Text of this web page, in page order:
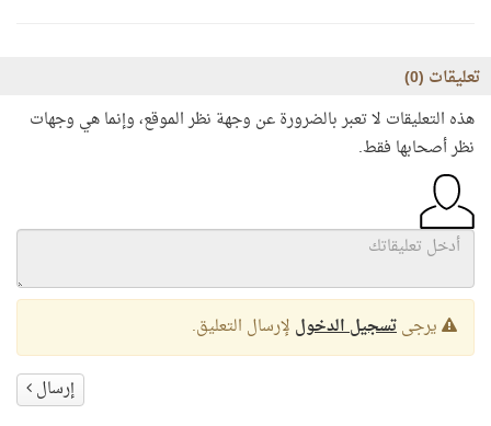
تعليقات (0
)
هذه التعليقات لا تعبر بالضرورة عن وجهة نظر الموقع، وإنما هي وجهات
نظر أصحابها فقط.
يرجىتسجيل الدخول لإرسال التعليق.
إرسال